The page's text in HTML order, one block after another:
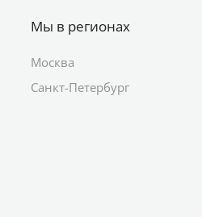
Мы в регионах
Москва
Санкт-Петербург